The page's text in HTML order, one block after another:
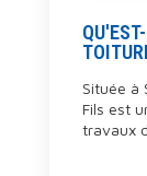
Située à
Fils est
travaux